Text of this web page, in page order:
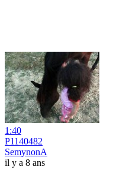
1:40
P1140482
SemynonA
il y a 8 ans